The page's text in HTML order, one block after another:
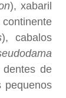
), xabaril
), cabalos
de
pequenos